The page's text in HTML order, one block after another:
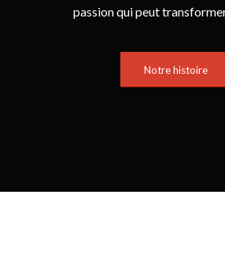
passion qui peut
Notre histoire